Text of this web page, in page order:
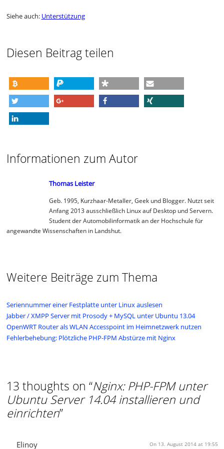
Siehe auch: Unterstützung
Diesen Beitrag teilen
spenden spenden teilen e-mail
twittern
Informationen zum Autor
Thomas Leister
Geb. 1995, Kurzhaar-Metaller, Geek und Blogger. Nutzt seit
Anfang 2013 ausschließlich Linux auf Desktop und Servern.
Student der Automobilinformatik an der Hochschule für
angewandte Wissenschaften in Landshut.
Weitere Beiträge zum Thema
Seriennummer einer Festplatte unter Linux auslesen
Jabber / XMPP Server mit Prosody + MySQL unter Ubuntu 13.04
OpenWRT Router als WLAN Accesspoint im Heimnetzwerk nutzen
Fehlerbehebung: Plötzliche PHP-FPM Abstürze mit Nginx
13 thoughts on “Nginx: PHP-FPM unter
Ubuntu Server 14.04 installieren und
einrichten”
Elinoy On 13. August 2014 at 19:55